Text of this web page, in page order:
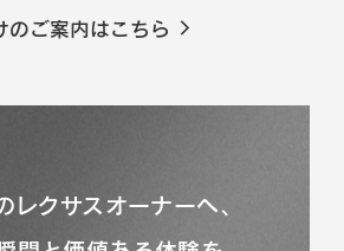
のご案内はこちら
レクサスオーナーへ、